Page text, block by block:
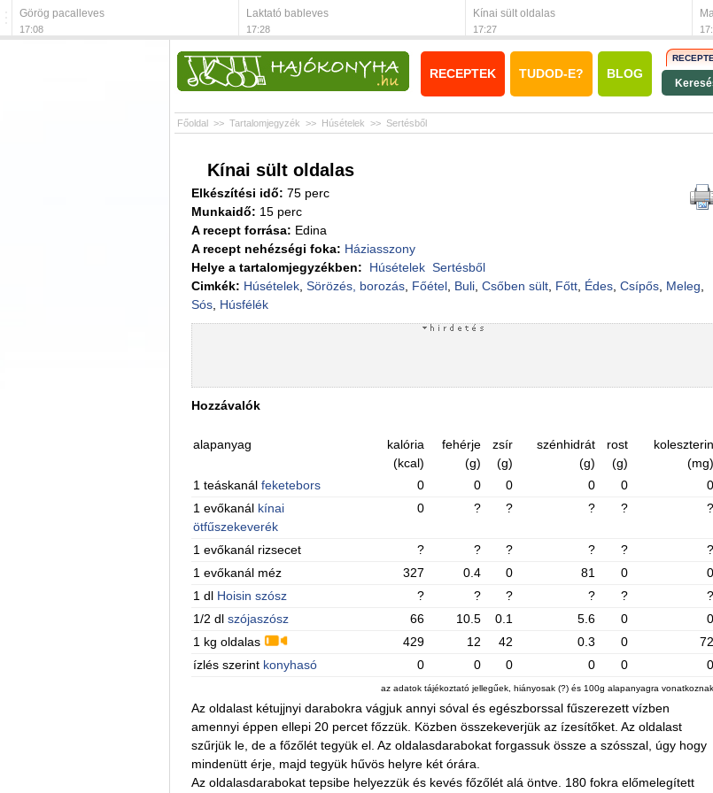
Görög pacalleves
17:08
Laktató bableves
17:28
Kínai sült oldalas
17:27
RECEPTEK TUDOD-E? BLOG
Főoldal >> Tartalomjegyzék >> Húsételek >> Sertésből
Kínai sült oldalas
Elkészítési idő: 75 perc
Munkaidő: 15 perc
A recept forrása: Edina
A recept nehézségi foka: Háziasszony
Helye a tartalomjegyzékben:
Húsételek Sertésből
Cimkék: Húsételek, Sörözés, borozás, Főétel, Buli, Csőben sült, Főtt, Édes, Csípős, Meleg
Sós, Húsfélék
Hozzávalók
alapanyag
kalória
(kcal)
fehérje
(g)
zsír
(g)
szénhidrát
(g)
rost
(g)
koleszterin
(mg)
1 teáskanál feketebors 0 0 0 0 0
0
1 evőkanál kínai
ötfűszekeverék
0 ? ? ? ? ?
1 evőkanál rizsecet ? ? ? ? ?
?
1 evőkanál méz
327 0.4 0 81 0
0
1 dl Hoisin szósz ? ? ? ? ?
?
1/2 dl szójaszósz 66 10.5 0.1 5.6 0
0
1 kg oldalas
429 12 42 0.3 0
72
ízlés szerint konyhasó 0 0 0 0 0 0
az adatok tájékoztató jellegűek, hiányosak (?) és 100g alapanyagra vonatkoznak
Az oldalast kétujjnyi darabokra vágjuk annyi sóval és egészborssal fűszerezett vízben
amennyi éppen ellepi 20 percet főzzük. Közben összekeverjük az ízesítőket. Az oldalast
szűrjük le, de a főzőlét tegyük el. Az oldalasdarabokat forgassuk össze a szósszal, úgy hogy
mindenütt érje, majd tegyük hűvös helyre két órára.
Az oldalasdarabokat tepsibe helyezzük és kevés főzőlét alá öntve. 180 fokra előmelegített